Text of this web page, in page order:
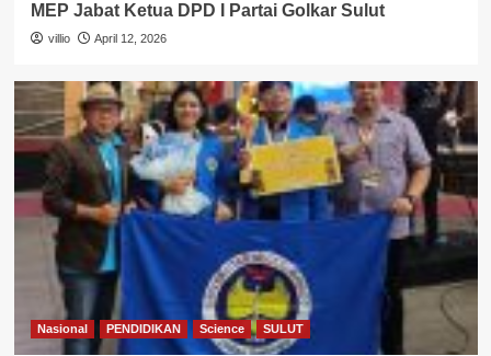
MEP Jabat Ketua DPD I Partai Golkar Sulut
villio April 12, 2026
Nasional PENDIDIKAN Science SULUT